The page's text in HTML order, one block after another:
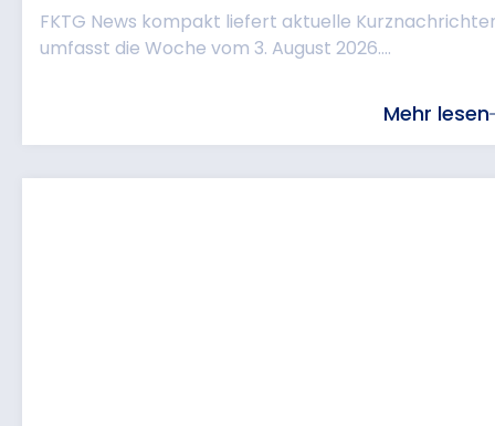
FKTG News kompakt liefert aktuelle
umfasst die Woche vom 3. August 2026....
Mehr lesen